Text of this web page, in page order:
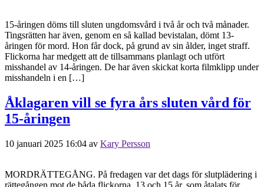
15-åringen döms till sluten ungdomsvård i två år och två månader.
Tingsrätten har även, genom en så kallad bevistalan, dömt 13-
åringen för mord. Hon får dock, på grund av sin ålder, inget straff.
Flickorna har medgett att de tillsammans planlagt och utfört
misshandel av 14-åringen. De har även skickat korta filmklipp under
misshandeln i en […]
Åklagaren vill se fyra års sluten vård för
15-åringen
10 januari 2025 16:04 av Kary Persson
MORDRÄTTEGÅNG. På fredagen var det dags för slutplädering i